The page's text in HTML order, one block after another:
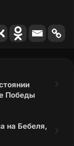
Победы
на Бебеля,